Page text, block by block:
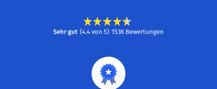
Sehr gut (4.4 von 5) 1536 Bewertungen